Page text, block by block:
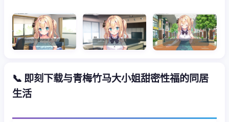
📞 即刻下载与青梅竹马大小姐甜密性福的同居
生活